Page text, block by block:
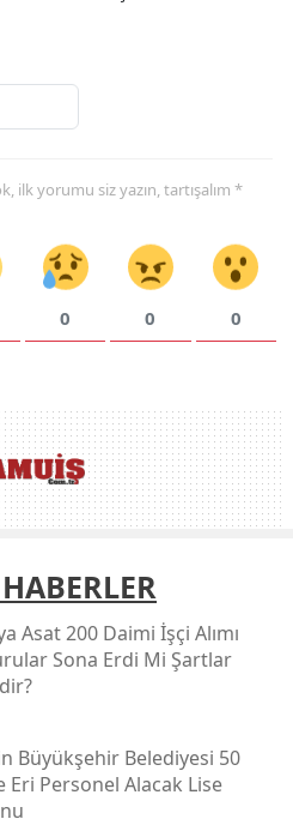
ilk yorumu siz yazın, tartışalım *
0 0 0
Asat 200 Daimi İşçi Alımı
Sona Erdi Mi Şartlar
Büyükşehir Belediyesi 50
Eri Personel Alacak Lise